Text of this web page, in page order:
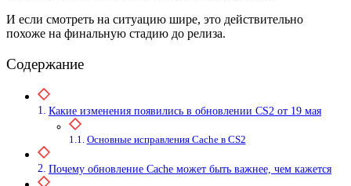
И если смотреть на ситуацию шире, это действительно
похоже на финальную стадию до релиза.
Содержание
Какие изменения появились в обновлении CS2 от 19 мая
Основные исправления Cache в CS2
Почему обновление Cache может быть важнее, чем кажется